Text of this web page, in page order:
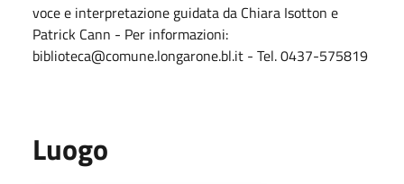
voce e interpretazione guidata da Chiara Isotton e
Patrick Cann - Per informazioni:
biblioteca@comune.longarone.bl.it - Tel. 0437-575819
Luogo